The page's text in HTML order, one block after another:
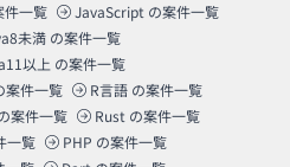
件一覧 JavaScript の案件一覧
未満 の案件一覧
以上 の案件一覧
案件一覧 R言語 の案件一覧
案件一覧 Rust の案件一覧
一覧 PHP の案件一覧